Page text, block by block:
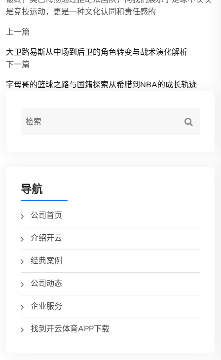
是竞技运动，更是一种文化认同和责任感的
上一篇
大卫路易斯从中场到后卫的角色转变与战术演化解析
下一篇
字母哥的篮球之路与国籍探索从希腊到NBA的成长轨迹
导航
公司首页
介绍开云
经典案例
公司动态
企业服务
找到开云体育APP下载